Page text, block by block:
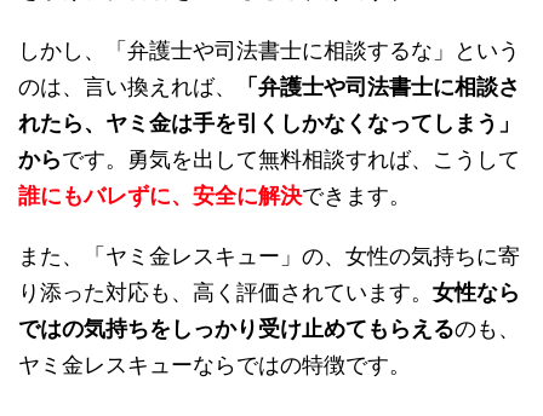
しかし、「弁護士や司法書士に相談するな」という
のは、言い換えれば、
「弁護士や司法書士に相談さ
れたら、ヤミ金は手を引くしかなくなってしまう」
からです。勇気を出して無料相談すれば、こうして
誰にもバレずに、安全に解決できます。
また、「ヤミ金レスキュー」の、女性の気持ちに寄
り添った対応も、高く評価されています。 女性なら
ではの気持ちをしっかり受け止めてもらえるのも、
ヤミ金レスキューならではの特徴です。